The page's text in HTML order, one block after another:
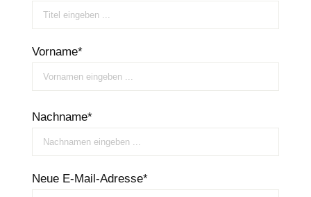
Vorname*
Nachname*
Neue E-Mail-Adresse*